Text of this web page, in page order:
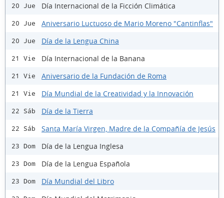
20 Jue Día Internacional de la Ficción Climática
20 Jue Aniversario Luctuoso de Mario Moreno "Cantinflas"
20 Jue Día de la Lengua China
21 Vie Día Internacional de la Banana
21 Vie Aniversario de la Fundación de Roma
21 Vie Día Mundial de la Creatividad y la Innovación
22 Sáb Día de la Tierra
22 Sáb Santa María Virgen, Madre de la Compañía de Jesús
23 Dom Día de la Lengua Inglesa
23 Dom Día de la Lengua Española
23 Dom Día Mundial del Libro